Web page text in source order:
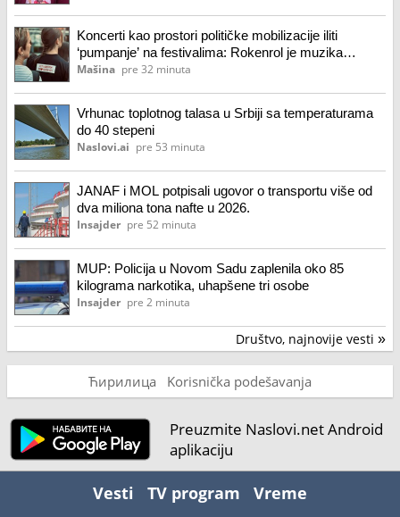
Koncerti kao prostori političke mobilizacije iliti
‘pumpanje’ na festivalima: Rokenrol je muzika
pobune
Mašina pre 32 minuta
Vrhunac toplotnog talasa u Srbiji sa temperaturama
do 40 stepeni
Naslovi.ai pre 53 minuta
JANAF i MOL potpisali ugovor o transportu više od
dva miliona tona nafte u 2026.
Insajder pre 52 minuta
MUP: Policija u Novom Sadu zaplenila oko 85
kilograma narkotika, uhapšene tri osobe
Insajder pre 2 minuta
Društvo, najnovije vesti »
Ћирилица Korisnička podešavanja
Preuzmite Naslovi.net Android
aplikaciju
Vesti TV program Vreme